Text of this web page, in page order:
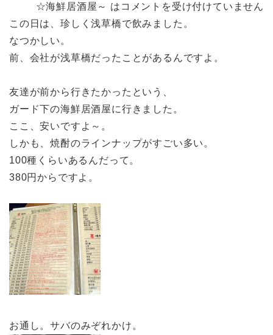
☆海鮮居酒屋～ は コメントを受け付けていません
この日は、珍しく浅草橋で飲みました。
なつかしい。
前、会社が浅草橋だったことがあるんですよ。
友達が前から行きたかったという、
ガード下の海鮮居酒屋に行きました。
ここ、安いですよ～。
しかも、焼酎のラインナップがすごい多い。
100種くらいあるんだって。
380円からですよ。
お通し。サバのみぞれかけ。